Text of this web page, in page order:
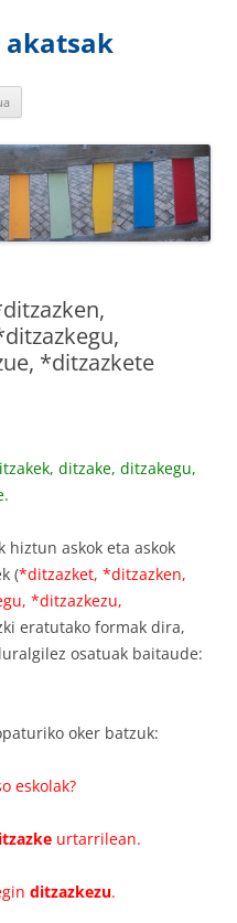
akatsak
*ditzazkete
ditzake, ditzakegu,
hiztun askok eta askok
(*ditzazket, *ditzazken,
*ditzazkezu,
eratutako formak dira,
osatuak baitaude:
oker batzuk:
eskolak?
urtarrilean.
ditzazkezu.